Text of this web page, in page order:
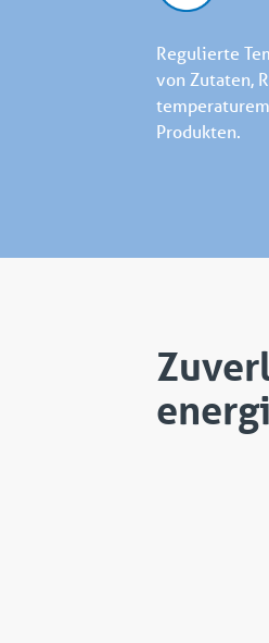
Regulierte
von Zutaten,
Produkten.